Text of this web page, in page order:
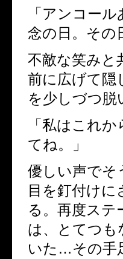
「アンコール
念の日。その
不敵な笑みと
前に広げて隠
を少しづつ脱
「私はこれ
てね。」
優しい声でそ
目を釘付け
る。再度ステ
は、とてつも
いた …その手